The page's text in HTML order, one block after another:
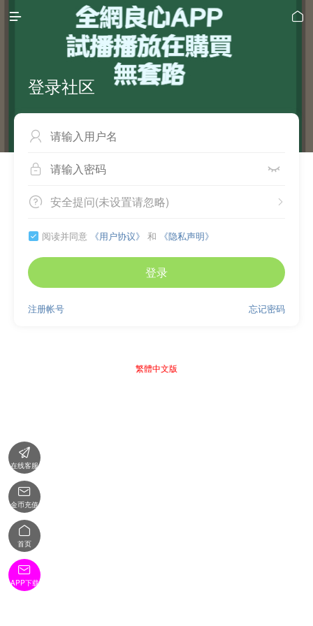
 
登录社区

 
 
安全提问(未设置请忽略)
 阅读并同意 《用户协议》 和 《隐私声明》
登录
忘记密码
注册帐号
繁體中文版

在线客服

金币充值

首页

APP下载